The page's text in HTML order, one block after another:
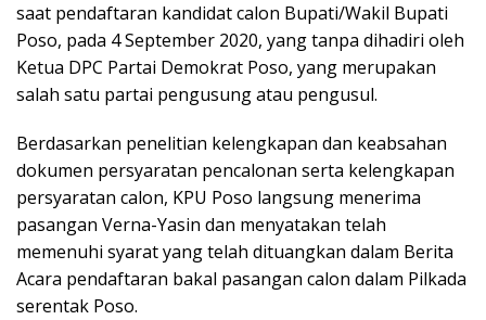
saat pendaftaran kandidat calon Bupati/Wakil Bupati
Poso, pada 4 September 2020, yang tanpa dihadiri oleh
Ketua DPC Partai Demokrat Poso, yang merupakan
salah satu partai pengusung atau pengusul.
Berdasarkan penelitian kelengkapan dan keabsahan
dokumen persyaratan pencalonan serta kelengkapan
persyaratan calon, KPU Poso langsung menerima
pasangan Verna-Yasin dan menyatakan telah
memenuhi syarat yang telah dituangkan dalam Berita
Acara pendaftaran bakal pasangan calon dalam Pilkada
serentak Poso.